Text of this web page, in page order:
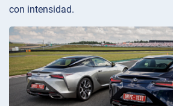
con intensidad.